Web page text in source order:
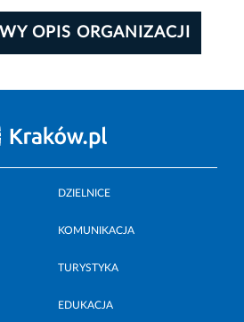
OPIS ORGANIZACJI
DZIELNICE
KOMUNIKACJA
TURYSTYKA
EDUKACJA